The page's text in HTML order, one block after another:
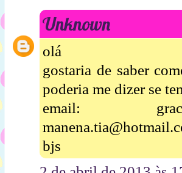
Unknown
olá
gostaria de saber
poderia me dizer se
email:
bjs